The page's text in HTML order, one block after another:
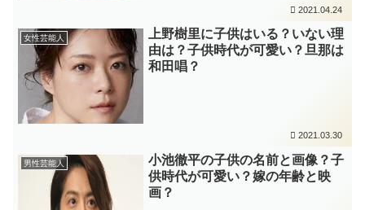
2021.04.24
女性芸能人
上野樹里に子供はいる？いない理
由は？子供時代が可愛い？旦那は
和田唱？
2021.03.30
男性芸能人
小池徹平の子供の名前と画像？子
供時代が可愛い？嫁の年齢と映
画？